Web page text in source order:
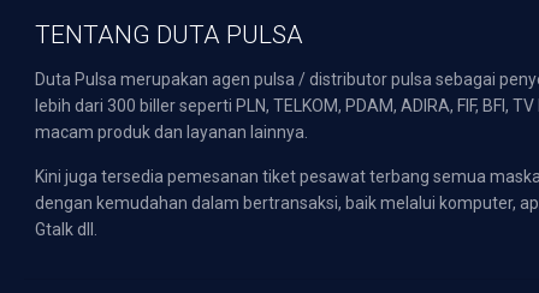
TENTANG DUTA PULSA
Duta Pulsa merupakan agen pulsa / distributor pulsa sebagai
lebih dari 300 biller seperti PLN, TELKOM, PDAM, ADIRA, FIF,
macam produk dan layanan lainnya.
Kini juga tersedia pemesanan tiket pesawat terbang semua
dengan kemudahan dalam bertransaksi, baik melalui komputer,
Gtalk dll.